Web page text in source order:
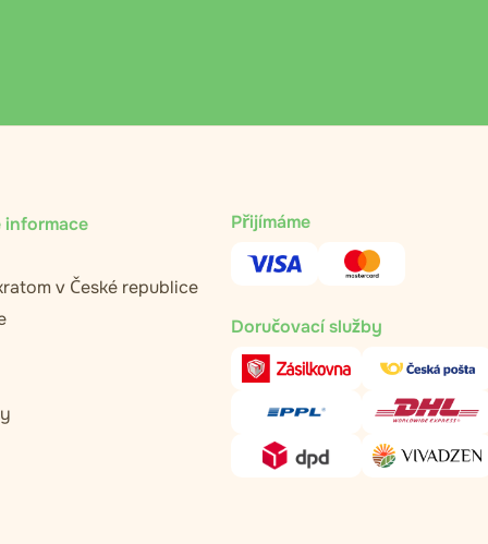
informace
v České republice
Přijímáme
Doručovací služby